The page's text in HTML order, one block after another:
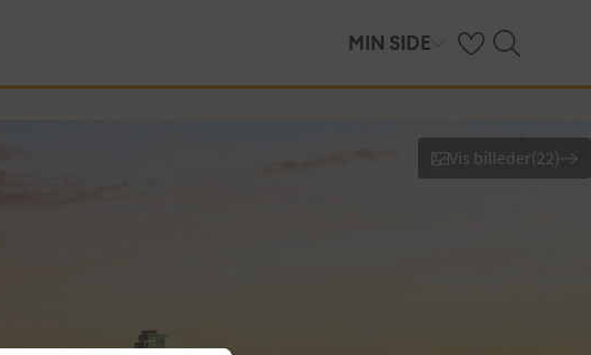
MIN SIDE Se dine gemte
Søg på spies.dk
Vis billeder(22)